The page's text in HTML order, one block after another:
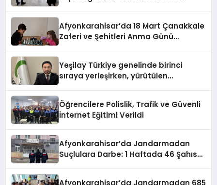
Afyonkarahisar’da 18 Mart Çanakkale
Zaferi ve Şehitleri Anma Günü
Yeşilay Türkiye genelinde birinci
sıraya yerleşirken, yürütülen
Öğrencilere Polislik, Trafik ve Güvenli
İnternet Eğitimi Verildi
Afyonkarahisar’da Jandarmadan
Suçlulara Darbe: 1 Haftada 46 Şahıs
Afyonkarahisar’da Jandarmadan 685